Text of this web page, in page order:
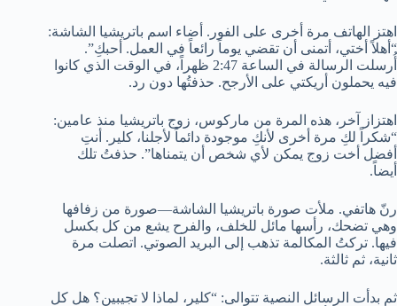
اهتز الهاتف مرة أخرى على الفور. أضاء اسم باتريشيا الشاشة:
“أهلاً أختي، أتمنى أن تقضي يوماً رائعاً في العمل. أحبكِ”.
أُرسلت الرسالة في الساعة 2:47 ظهراً، في الوقت الذي كانوا
فيه يحملون أريكتي على الأرجح. حذفتُها دون رد.
اهتزاز آخر، هذه المرة من ماركوس، زوج باتريشيا منذ عامين:
“شكراً لكِ مرة أخرى لأنكِ موجودة دائماً لأجلنا، كلير. أنتِ
أفضل أخت زوج يمكن لأي شخص أن يتمناها”. حذفتُ تلك
أيضاً.
رنّ هاتفي. ملأت صورة باتريشيا الشاشة—صورة من زفافها
وهي تضحك، رأسها مائل للخلف، والفرح يشع من كل بكسل
فيها. تركتُ المكالمة تذهب إلى البريد الصوتي. اتصلت مرة
ثانية، ثم ثالثة.
ثم بدأت الرسائل النصية تتوالى: “كلير، لماذا لا تجيبين؟ هل كل